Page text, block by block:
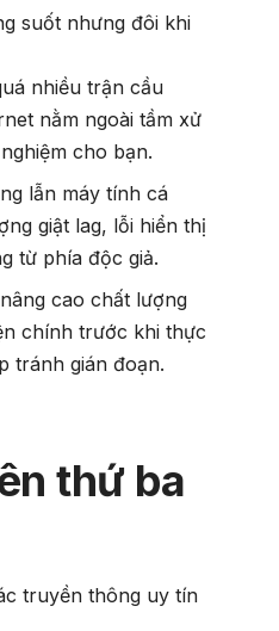
suốt nhưng đôi khi
nhiều trận cầu
nằm ngoài tầm xử
cho bạn.
lẫn máy tính cá
giật lag, lỗi hiển thị
từ phía độc giả.
cao chất lượng
chính trước khi thực
tránh gián đoạn.
thứ ba
truyền thông uy tín